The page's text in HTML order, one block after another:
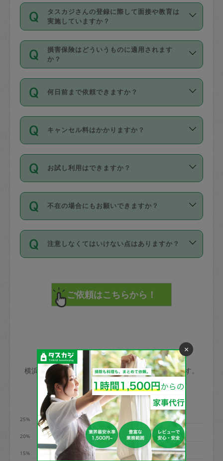
動計算で表示されます。
開始時間を２時間前後変更することが可
能です。依頼送信後、個別にタスカジさ
んにメッセージを送り調整してくださ
い。ただし、２時間を越えての調整はで
時間も被らない場合、損害保険の対象外
する前にタスカジさんのプロフィールで
確認してください。
基本的に、高所での作業や危険作業、屋
外での作業は対象外です。
主婦として長年の家事経験をお持ちの
方、栄養士・調理師といった資格者で保
育園や学校の給食やレストランで料理関
係の専門職に従事されていた方、日本で
すでにハウスキーパーや英語の先生とし
てお仕事をしているフィリピン出身の
社員など様々なバックグラウンドの方が
登録しています。
日本語も話せる方など様々です。
ールに記載していますので、各自の得意
を依頼してください。
タスカジさんの登録に際して面接や教育は
実施していますか？
応募の際に、各自事務局との面接と説明
を行っています。その後、身分証明書の
写真提出をしていただいています。外国
確認しています。タスカジさんトレーニ
ング動画を使ったセルフトレーニングの
現場トライアルを受け、合格したタスカ
ジさんが活動されています。
※テストセンターの講評は１件目のレビュ
参考
【詳細】タスカジさんの登録に際
損害保険はどういうものに適用されます
か？
依頼者とタスカジさんとの間でタスカジ
を通して成立した作業時間内での作業に
適用されます。作業範囲は、掃除、洗
です。作業中に物を壊したり、人にけが
をさせたりした場合が対象で、補償金額
す。
写真を撮り、
詳細FAQ：
損害賠償保険について教えて
何日前まで依頼できますか？
ご依頼は、現在を起点に3日後（72時間
以降）の日時から受付可能となっていま
す。
タスカジさんへ「募集」をかけることが
可能です。
キャンセル料はかかりますか？
キャンセル料には、以下の2種類がありま
す。
1. 直前キャンセル（定期、スポット契約
共通）
72時間を超える※と、以下のキャンセル
料が発生します。
直前キャンセル料：
72時間前〜24時間前＝依頼料金の50%
依頼者不在による当日キャンセル＝依頼
金額の100%＋交通費全額
※例：依頼日時／土曜日午前9時開始の場
合、水曜日午前9時以降はキャンセル料が
発生
水曜日9時〜金曜日9時まで＝依頼料金の
50%
金曜日9時～土曜日8時まで＝依頼金額の
お試し利用はできますか？
「お試し利用」というメニューはありま
せんが、「一回のみ」依頼を活用するこ
とによって、気に入ったタスカジさんを
まず、条件の合う気になるタスカジさ
みてください。
その後、一番気に入ったタスカジさんに
不在の場合にもお願いできますか？
不在の場合の作業はタスカジさんの同意
が必要です。数回の依頼ののち、タスカ
ジさんと依頼者の間で十分な信頼関係が
てください。
不在時に部屋に入るためにタスカジさん
きた場合は損害保険の対象外となるので
ご注意ください。
注意しなくてはいけない点はありますか？
で、必ず鍵のかかるロッカーや金庫に入
れて依頼者の責任の元管理するよう心掛
けてください。
玉、など
あわせてこちらも参照ください：初めて
利用します。注意しなくてはいけない点
はありますか？
横浜市の家事代行ご利用状況
横浜市のタスカジの利用データを元に掲載しています。
利用の多い曜日は？
15%
20%
25%
×